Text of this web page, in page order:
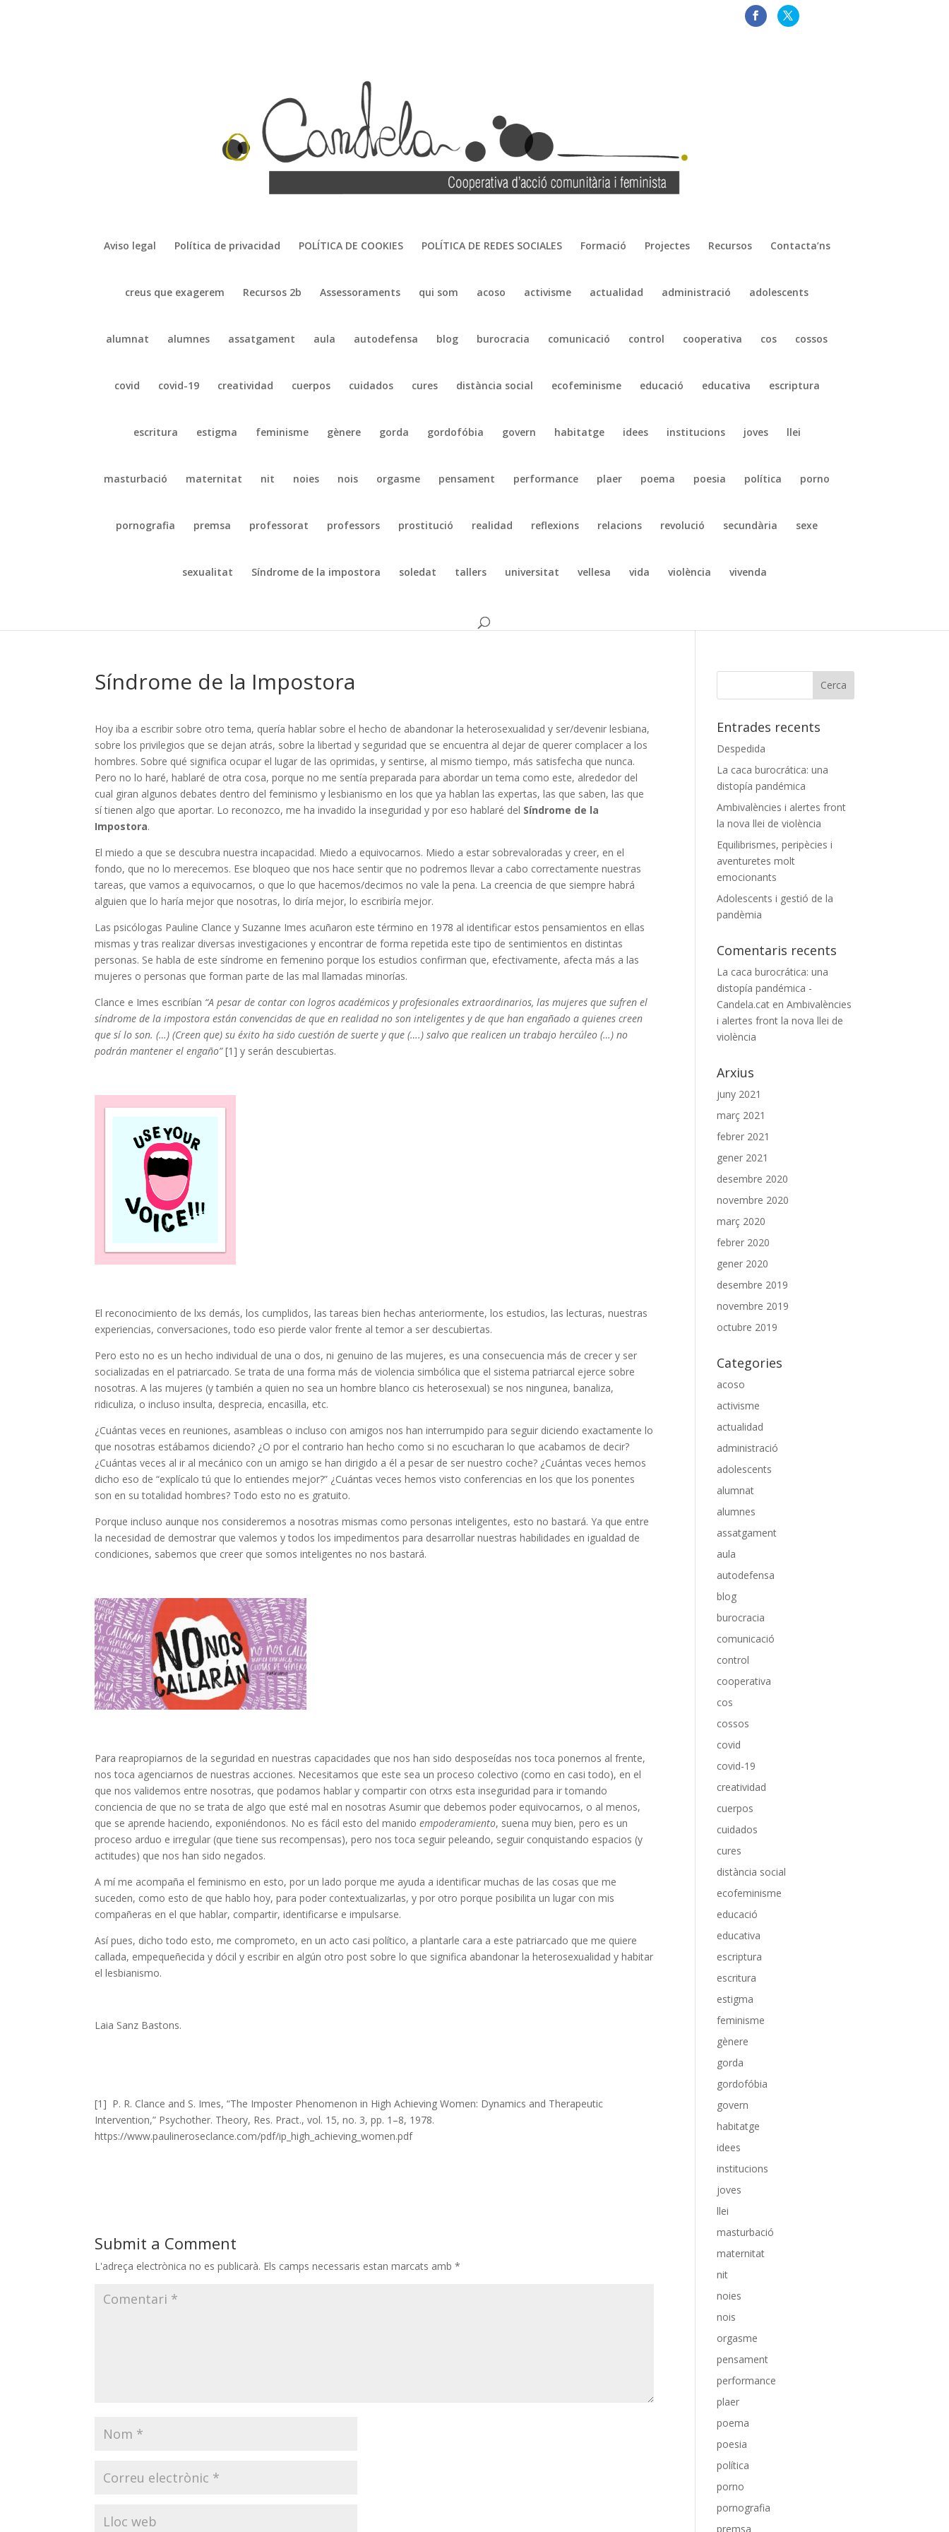
Aviso legal Política de privacidad POLÍTICA DE COOKIES POLÍTICA DE REDES SOCIALES Formació Projectes Recursos Contacta’ns
creus que exagerem Recursos 2b Assessoraments qui som acoso activisme actualidad administració adolescents
alumnat alumnes assatgament aula autodefensa blog burocracia comunicació control cooperativa cos cossos
covid covid-19 creatividad cuerpos cuidados cures distància social ecofeminisme educació educativa escriptura
escritura estigma feminisme gènere gorda gordofóbia govern habitatge idees institucions joves llei
masturbació maternitat nit noies nois orgasme pensament performance plaer poema poesia política porno
pornografia premsa professorat professors prostitució realidad reflexions relacions revolució secundària sexe
sexualitat Síndrome de la impostora soledat tallers universitat vellesa vida violència vivenda
Síndrome de la Impostora
Hoy iba a escribir sobre otro tema, quería hablar sobre el hecho de abandonar la heterosexualidad y ser/devenir lesbiana,
sobre los privilegios que se dejan atrás, sobre la libertad y seguridad que se encuentra al dejar de querer complacer a los
hombres. Sobre qué significa ocupar el lugar de las oprimidas, y sentirse, al mismo tiempo, más satisfecha que nunca.
Pero no lo haré, hablaré de otra cosa, porque no me sentía preparada para abordar un tema como este, alrededor del
cual giran algunos debates dentro del feminismo y lesbianismo en los que ya hablan las expertas, las que saben, las que
sí tienen algo que aportar. Lo reconozco, me ha invadido la inseguridad y por eso hablaré del Síndrome de la
Impostora.
El miedo a que se descubra nuestra incapacidad. Miedo a equivocarnos. Miedo a estar sobrevaloradas y creer, en el
fondo, que no lo merecemos. Ese bloqueo que nos hace sentir que no podremos llevar a cabo correctamente nuestras
tareas, que vamos a equivocarnos, o que lo que hacemos/decimos no vale la pena. La creencia de que siempre habrá
alguien que lo haría mejor que nosotras, lo diría mejor, lo escribiría mejor.
Las psicólogas Pauline Clance y Suzanne Imes acuñaron este término en 1978 al identificar estos pensamientos en ellas
mismas y tras realizar diversas investigaciones y encontrar de forma repetida este tipo de sentimientos en distintas
personas. Se habla de este síndrome en femenino porque los estudios confirman que, efectivamente, afecta más a las
mujeres o personas que forman parte de las mal llamadas minorías.
Clance e Imes escribían “A pesar de contar con logros académicos y profesionales extraordinarios, las mujeres que sufren el
síndrome de la impostora están convencidas de que en realidad no son inteligentes y de que han engañado a quienes creen
que sí lo son. (…) (Creen que) su éxito ha sido cuestión de suerte y que (….) salvo que realicen un trabajo hercúleo (…) no
podrán mantener el engaño”[1] y serán descubiertas.
El reconocimiento de lxs demás, los cumplidos, las tareas bien hechas anteriormente, los estudios, las lecturas, nuestras
experiencias, conversaciones, todo eso pierde valor frente al temor a ser descubiertas.
Pero esto no es un hecho individual de una o dos, ni genuino de las mujeres, es una consecuencia más de crecer y ser
socializadas en el patriarcado. Se trata de una forma más de violencia simbólica que el sistema patriarcal ejerce sobre
nosotras. A las mujeres (y también a quien no sea un hombre blanco cis heterosexual) se nos ningunea, banaliza,
ridiculiza, o incluso insulta, desprecia, encasilla, etc.
¿Cuántas veces en reuniones, asambleas o incluso con amigos nos han interrumpido para seguir diciendo exactamente lo
que nosotras estábamos diciendo? ¿O por el contrario han hecho como si no escucharan lo que acabamos de decir?
¿Cuántas veces al ir al mecánico con un amigo se han dirigido a él a pesar de ser nuestro coche? ¿Cuántas veces hemos
dicho eso de “explícalo tú que lo entiendes mejor?” ¿Cuántas veces hemos visto conferencias en los que los ponentes
son en su totalidad hombres? Todo esto no es gratuito.
Porque incluso aunque nos consideremos a nosotras mismas como personas inteligentes, esto no bastará. Ya que entre
la necesidad de demostrar que valemos y todos los impedimentos para desarrollar nuestras habilidades en igualdad de
condiciones, sabemos que creer que somos inteligentes no nos bastará.
Para reapropiarnos de la seguridad en nuestras capacidades que nos han sido desposeídas nos toca ponernos al frente,
nos toca agenciarnos de nuestras acciones. Necesitamos que este sea un proceso colectivo (como en casi todo), en el
que nos validemos entre nosotras, que podamos hablar y compartir con otrxs esta inseguridad para ir tomando
conciencia de que no se trata de algo que esté mal en nosotras Asumir que debemos poder equivocarnos, o al menos,
que se aprende haciendo, exponiéndonos. No es fácil esto del manidoempoderamiento, suena muy bien, pero es un
proceso arduo e irregular (que tiene sus recompensas), pero nos toca seguir peleando, seguir conquistando espacios (y
actitudes) que nos han sido negados.
A mí me acompaña el feminismo en esto, por un lado porque me ayuda a identificar muchas de las cosas que me
suceden, como esto de que hablo hoy, para poder contextualizarlas, y por otro porque posibilita un lugar con mis
compañeras en el que hablar, compartir, identificarse e impulsarse.
Así pues, dicho todo esto, me comprometo, en un acto casi político, a plantarle cara a este patriarcado que me quiere
callada, empequeñecida y dócil y escribir en algún otro post sobre lo que significa abandonar la heterosexualidad y habitar
el lesbianismo.
Laia Sanz Bastons.
[1] P. R. Clance and S. Imes, “The Imposter Phenomenon in High Achieving Women: Dynamics and Therapeutic
Intervention,” Psychother. Theory, Res. Pract., vol. 15, no. 3, pp. 1–8, 1978.
https://www.paulineroseclance.com/pdf/ip_high_achieving_women.pdf
Submit a Comment
L'adreça electrònica no es publicarà. Els camps necessaris estan marcats amb*
Entrades recents
Despedida
La caca burocrática: una
distopía pandémica
Ambivalències i alertes front
la nova llei de violència
Equilibrismes, peripècies i
aventuretes molt
emocionants
Adolescents i gestió de la
pandèmia
Comentaris recents
La caca burocrática: una
distopía pandémica -
Candela.cat enAmbivalències
i alertes front la nova llei de
violència
Arxius
juny 2021
març 2021
febrer 2021
gener 2021
desembre 2020
novembre 2020
març 2020
febrer 2020
gener 2020
desembre 2019
novembre 2019
octubre 2019
Categories
acoso
activisme
actualidad
administració
adolescents
alumnat
alumnes
assatgament
aula
autodefensa
blog
burocracia
comunicació
control
cooperativa
cos
cossos
covid
covid-19
creatividad
cuerpos
cuidados
cures
distància social
ecofeminisme
educació
educativa
escriptura
escritura
estigma
feminisme
gènere
gorda
gordofóbia
govern
habitatge
idees
institucions
joves
llei
masturbació
maternitat
nit
noies
nois
orgasme
pensament
performance
plaer
poema
poesia
política
porno
pornografia
premsa